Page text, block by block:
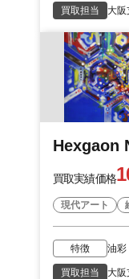
買取担当 大阪
Hexgaon
買取実績価格
現代アート
特徴 油彩
買取担当 大阪